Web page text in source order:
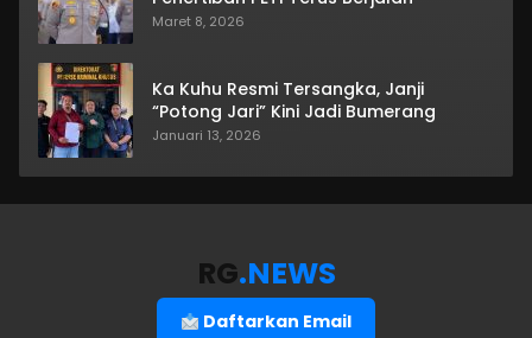
Maret 8, 2026
Ka Kuhu Resmi Tersangka, Janji
“Potong Jari” Kini Jadi Bumerang
Januari 13, 2026
RG.NEWS
Daftarkan Email